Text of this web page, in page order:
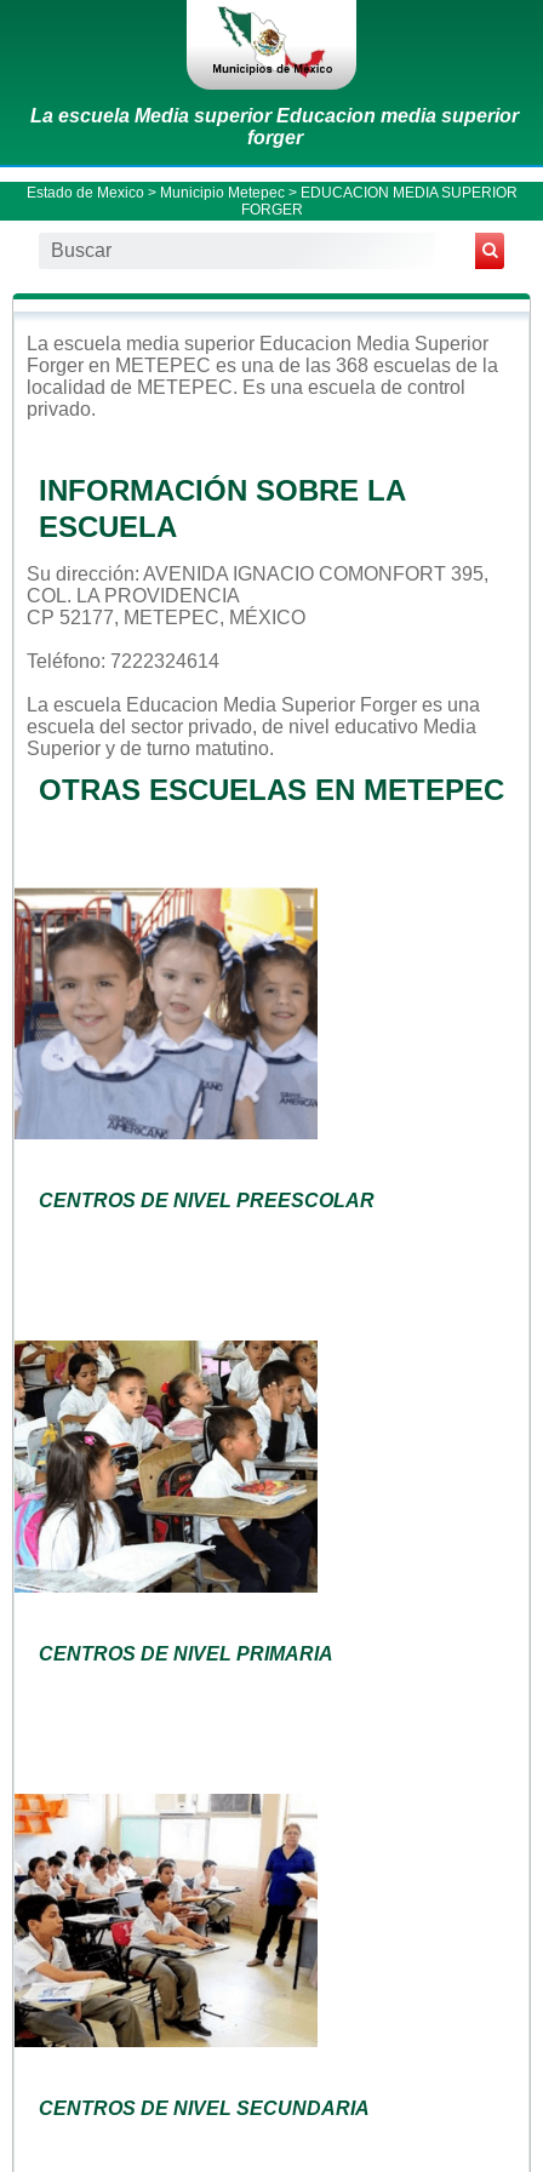
La escuela Media superior Educacion media superior
forger
Estado de Mexico> Municipio Metepec> EDUCACION MEDIA SUPERIOR
FORGER
La escuela media superior Educacion Media Superior
Forger en METEPEC es una de las 368 escuelas de la
localidad de METEPEC. Es una escuela de control
privado.
INFORMACIÓN SOBRE LA
ESCUELA
Su dirección: AVENIDA IGNACIO COMONFORT 395,
COL. LA PROVIDENCIA
CP 52177, METEPEC, MÉXICO
Teléfono: 7222324614
La escuela Educacion Media Superior Forger es una
escuela del sector privado, de nivel educativo Media
Superior y de turno matutino.
OTRAS ESCUELAS EN METEPEC
CENTROS DE NIVEL PREESCOLAR
CENTROS DE NIVEL PRIMARIA
CENTROS DE NIVEL SECUNDARIA